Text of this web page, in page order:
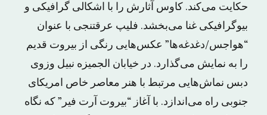
حکایت می‌کند. کاوس آثارش را با اشکالی گرافیکی و
بیوگرافیکی غنا می‌بخشد. فلیپ عرقتنجی با عنوان
“هواجس/دغدغه‌ها” عکس‌هایی رنگی از بیروت قدیم
را به نمایش می‌گذارد. در خیابان الجمیزه نبیل وزوی
دبس نماش‌هایی مرتبط با هنر معاصر خاص امریکای
جنوبی راه می‌اندازد. با آغاز “بیروت آرت فیر” که نگاه